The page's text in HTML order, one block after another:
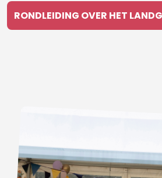
RONDLEIDING OVER HET